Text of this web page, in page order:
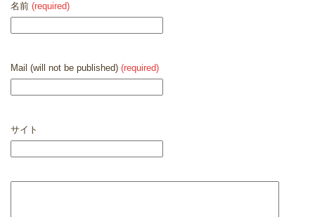
名前 (required)
Mail (will not be published) (required)
サイト